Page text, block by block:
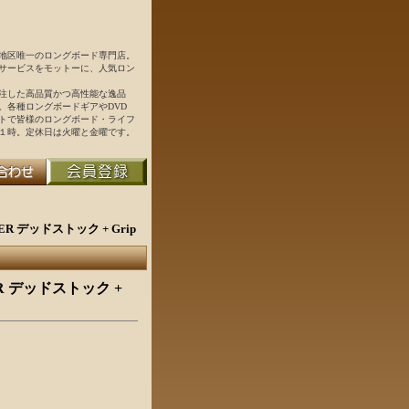
区唯一のロングボード専門店。
ービスをモットーに、人気ロン
した高品質かつ高性能な逸品
各種ロングボードギアやDVD
で皆様のロングボード・ライフ
時。定休日は火曜と金曜です。
デッドストック + Grip
デッドストック +